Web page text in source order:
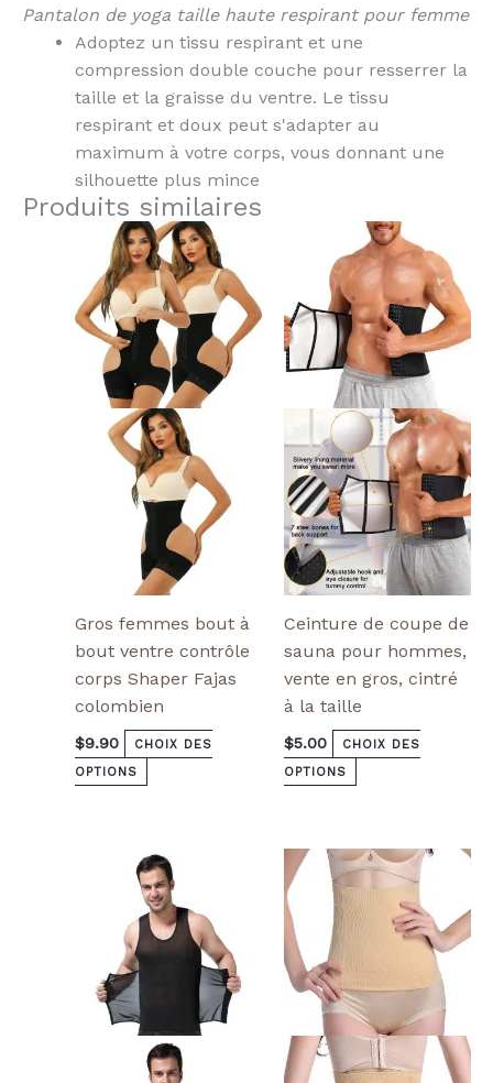
Pantalon de yoga taille haute respirant pour femme
Adoptez un tissu respirant et une
compression double couche pour resserrer la
taille et la graisse du ventre. Le tissu
respirant et doux peut s'adapter au
maximum à votre corps, vous donnant une
silhouette plus mince
Produits similaires
Gros femmes bout à
bout ventre contrôle
corps Shaper Fajas
colombien
$9.90
CHOIX DES
OPTIONS
Ce
produit
a
plusieurs
variantes.
Les
options
peuvent
être
choisies
sur
page
de
produit
Ceinture de coupe de
sauna pour hommes,
vente en gros, cintré
à la taille
$5.00
CHOIX DES
OPTIONS
Ce
produit
a
plusieurs
variantes.
Les
options
peuvent
être
choisies
sur
la
page
de
produit
Ce
produit
a
plusieurs
variantes.
options
peuvent
Ce
produit
a
plusieurs
variantes.
Les
options
peuvent